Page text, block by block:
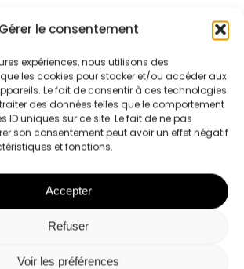
Gérer le consentement
expériences, nous utilisons des
les cookies pour stocker et/ou accéder aux
Le fait de consentir à ces technologies
des données telles que le comportement
ID uniques sur ce site. Le fait de ne pas
son consentement peut avoir un effet négatif
et fonctions.
Accepter
Refuser
Voir les préférences
Les actualités